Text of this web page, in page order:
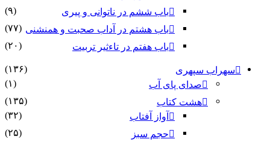
باب ششم در ناتوانى و پیرى
(۹)
باب هشتم در آداب صحبت و همنشنى (۷۷)
باب هفتم در تاءثیر تربیت
(۲۰)
سهراب سپهری
(۱۳۶)
صدای پای آب
(۱)
هشت کتاب
(۱۳۵)
آواز آفتاب
(۳۲)
حجم سبز
(۲۵)